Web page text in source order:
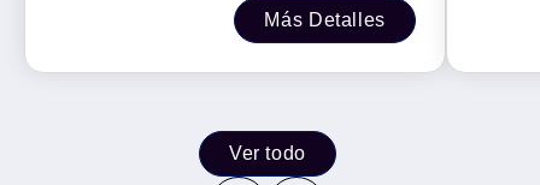
Más Detalles
Ver todo